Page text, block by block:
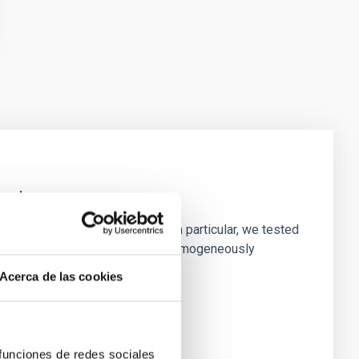
Acerca de las cookies
de redes sociales
of simulated galaxies. In particular, we tested
profiles. Methods. We homogeneously